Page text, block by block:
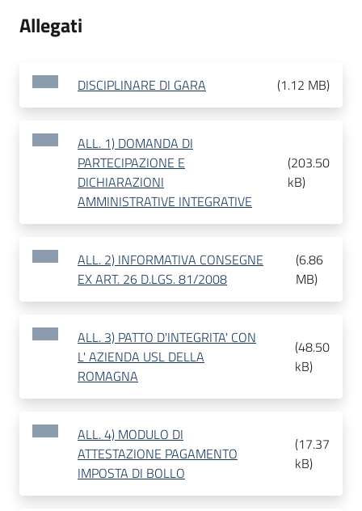
Allegati
DISCIPLINARE DI GARA (1.12 MB)
ALL. 1) DOMANDA DI
PARTECIPAZIONE E
DICHIARAZIONI
AMMINISTRATIVE INTEGRATIVE
(203.50
kB)
ALL. 2) INFORMATIVA CONSEGNE
EX ART. 26 D.LGS. 81/2008
(6.86
MB)
ALL. 3) PATTO D'INTEGRITA' CON
L' AZIENDA USL DELLA
ROMAGNA
(48.50
kB)
ALL. 4) MODULO DI
ATTESTAZIONE PAGAMENTO
IMPOSTA DI BOLLO
(17.37
kB)